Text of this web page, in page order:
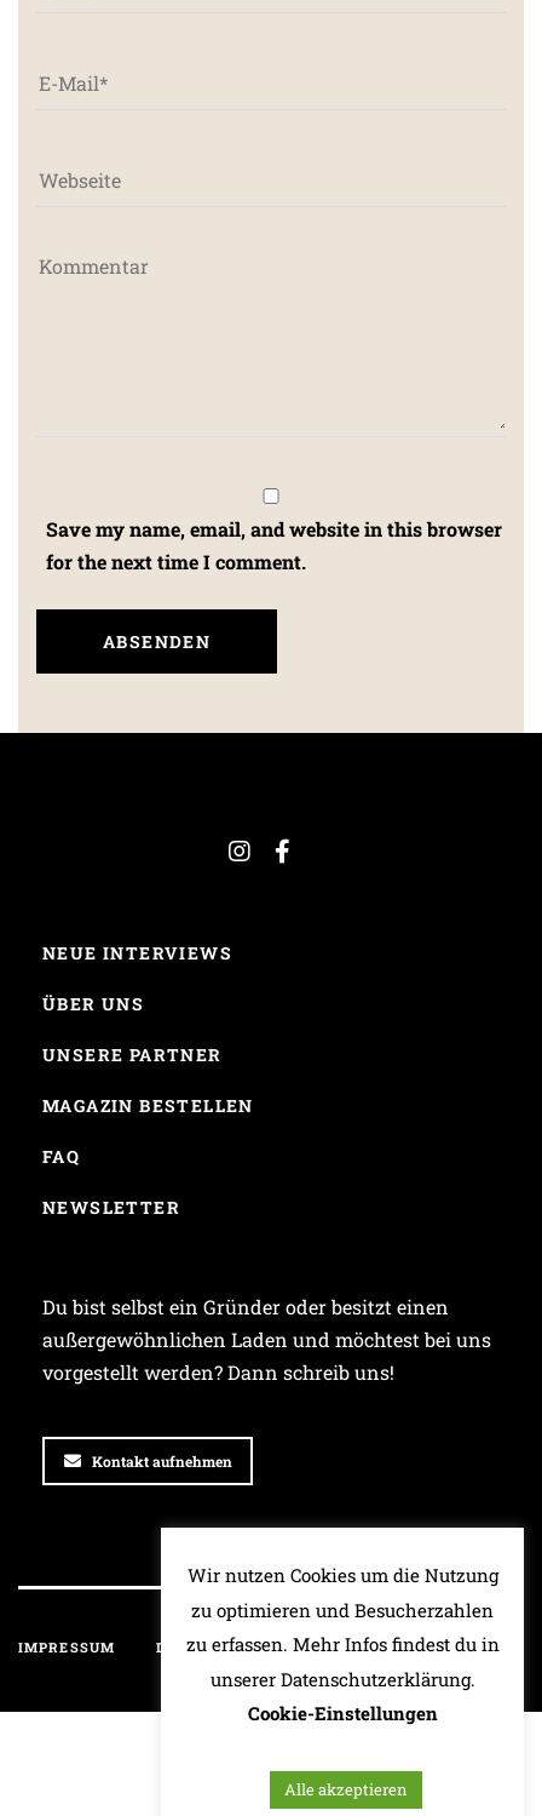
Save my name, email, and website in this browser
for the next time I comment.
NEUE INTERVIEWS
ÜBER UNS
UNSERE PARTNER
MAGAZIN BESTELLEN
FAQ
NEWSLETTER
Du bist selbst ein Gründer oder besitzt einen
außergewöhnlichen Laden und möchtest bei uns
vorgestellt werden? Dann schreib uns!
Kontakt aufnehmen
IMPRESSUM DATENSCHUTZ HAFTUNGSAUSSCHLUSS
Wir nutzen Cookies um die Nutzung
zu optimieren und Besucherzahlen
zu erfassen. Mehr Infos findest du in
unserer Datenschutzerklärung.
Cookie-Einstellungen
Alle akzeptieren